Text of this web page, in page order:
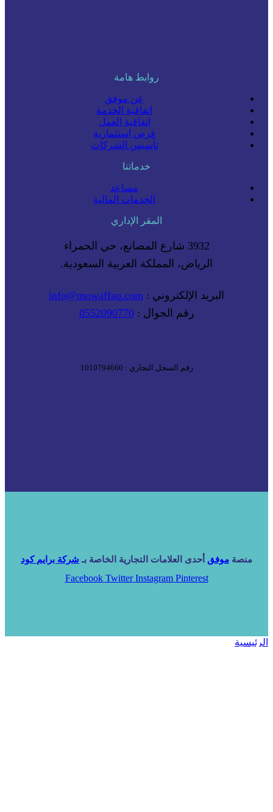
روابط هامة
عن موفق
اتفاقية الخدمة
اتفاقية العمل
فرص استثمارية
تأسيس الشركات
خدماتنا
مساعد
الخدمات المالية
المقر الإداري
3932 شارع المصانع، حي الحمراء
الرياض، المملكة العربية السعودية.
البريد الإلكتروني : info@mowaffaq.com
رقم الجوال :0552090770
رقم السجل التجاري : 1010794660
منصة موفق أحدى العلامات التجارية الخاصة بـ شركة برايم كود
Facebook Twitter Instagram Pinterest
الرئيسية